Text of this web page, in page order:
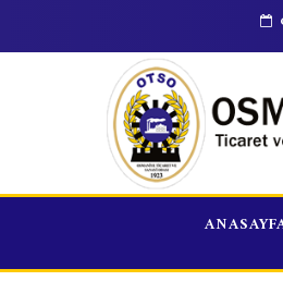
İL İSTİHDAM ve MESLEKİ